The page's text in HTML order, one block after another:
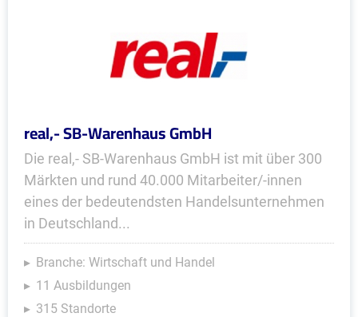
real,- SB-Warenhaus GmbH
Die real,- SB-Warenhaus GmbH ist mit über 300
Märkten und rund 40.000 Mitarbeiter/-innen
eines der bedeutendsten Handelsunternehmen
in Deutschland...
Branche: Wirtschaft und Handel
11 Ausbildungen
315 Standorte